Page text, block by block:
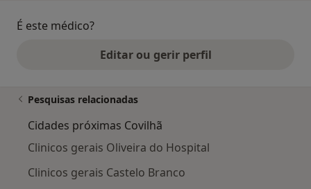
É este médico?
Editar ou gerir perfil
Pesquisas relacionadas
Cidades próximas Covilhã
Clinicos gerais Oliveira do Hospital
Clinicos gerais Castelo Branco